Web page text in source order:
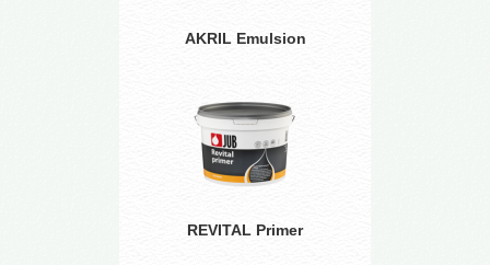
AKRIL Emulsion
REVITAL Primer